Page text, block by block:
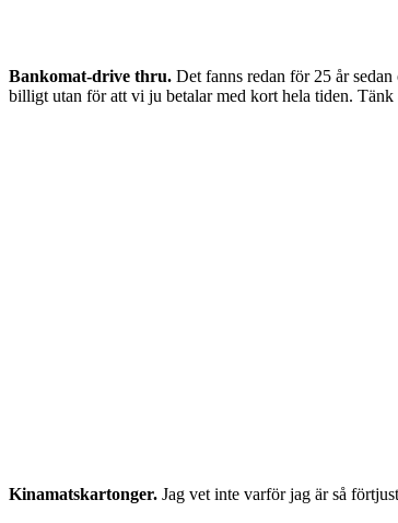
Bankomat-drive thru. Det fanns redan för 25 år
billigt utan för att vi ju betalar med kort hela tiden. Tänk
Kinamatskartonger. Jag vet inte varför jag är så